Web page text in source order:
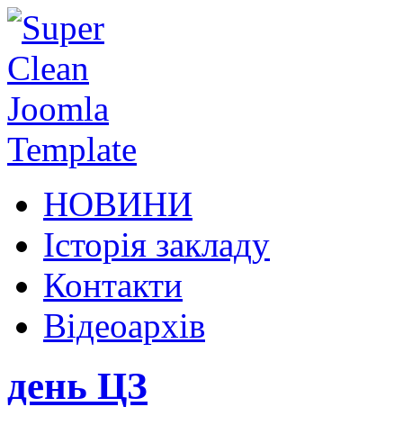
НОВИНИ
Історія закладу
Контакти
Відеоархів
день ЦЗ